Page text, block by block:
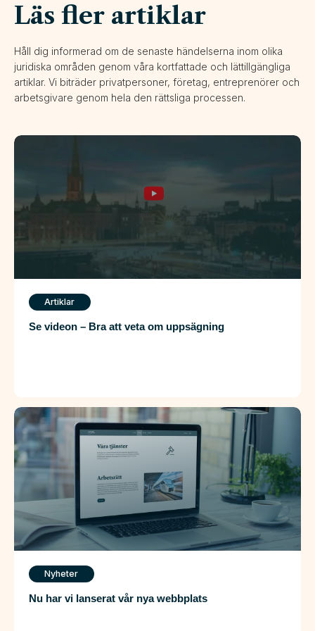
Läs fler artiklar
Håll dig informerad om de senaste händelserna inom olika
juridiska områden genom våra kortfattade och lättillgängliga
artiklar. Vi biträder privatpersoner, företag, entreprenörer och
arbetsgivare genom hela den rättsliga processen.
Artiklar
Se videon – Bra att veta om uppsägning
Nyheter
Nu har vi lanserat vår nya webbplats